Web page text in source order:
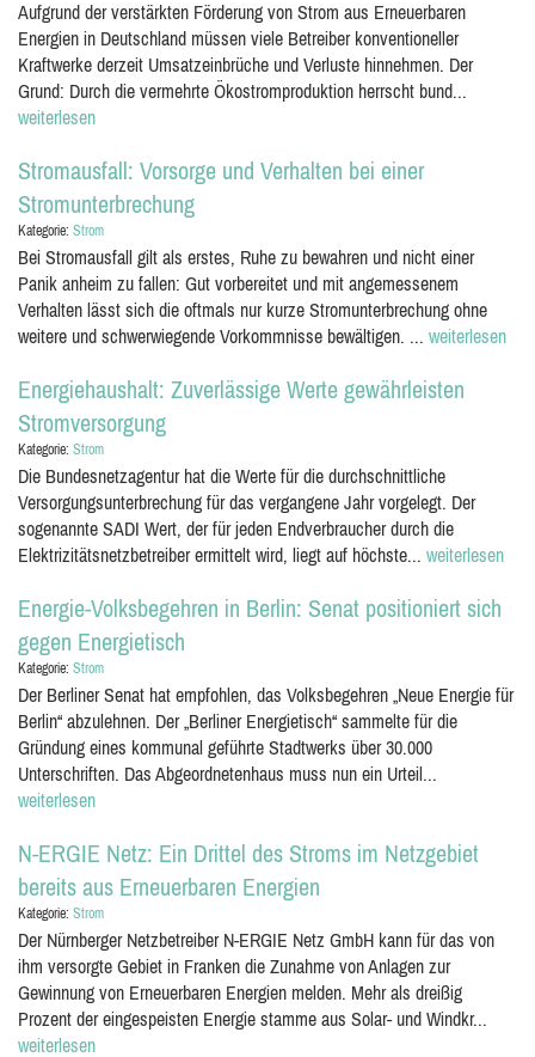
Aufgrund der verstärkten Förderung von Strom aus Erneuerbaren
Energien in Deutschland müssen viele Betreiber konventioneller
Kraftwerke derzeit Umsatzeinbrüche und Verluste hinnehmen. Der
Grund: Durch die vermehrte Ökostromproduktion herrscht bund...
weiterlesen
Stromausfall: Vorsorge und Verhalten bei einer
Stromunterbrechung
Kategorie: Strom
Bei Stromausfall gilt als erstes, Ruhe zu bewahren und nicht einer
Panik anheim zu fallen: Gut vorbereitet und mit angemessenem
Verhalten lässt sich die oftmals nur kurze Stromunterbrechung ohne
weitere und schwerwiegende Vorkommnisse bewältigen. ... weiterlesen
Energiehaushalt: Zuverlässige Werte gewährleisten
Stromversorgung
Kategorie: Strom
Die Bundesnetzagentur hat die Werte für die durchschnittliche
Versorgungsunterbrechung für das vergangene Jahr vorgelegt. Der
sogenannte SADI Wert, der für jeden Endverbraucher durch die
Elektrizitätsnetzbetreiber ermittelt wird, liegt auf höchste... weiterlesen
Energie-Volksbegehren in Berlin: Senat positioniert sich
gegen Energietisch
Kategorie: Strom
Der Berliner Senat hat empfohlen, das Volksbegehren „Neue Energie für
Berlin“ abzulehnen. Der „Berliner Energietisch“ sammelte für die
Gründung eines kommunal geführte Stadtwerks über 30.000
Unterschriften. Das Abgeordnetenhaus muss nun ein Urteil...
weiterlesen
N-ERGIE Netz: Ein Drittel des Stroms im Netzgebiet
bereits aus Erneuerbaren Energien
Kategorie: Strom
Der Nürnberger Netzbetreiber N-ERGIE Netz GmbH kann für das von
ihm versorgte Gebiet in Franken die Zunahme von Anlagen zur
Gewinnung von Erneuerbaren Energien melden. Mehr als dreißig
Prozent der eingespeisten Energie stamme aus Solar- und Windkr...
weiterlesen